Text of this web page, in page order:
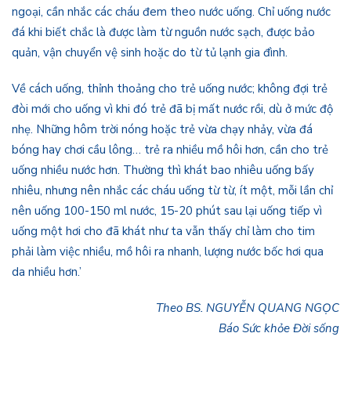
ngoại, cần nhắc các cháu đem theo nước uống. Chỉ uống nước
đá khi biết chắc là được làm từ nguồn nước sạch, được bảo
quản, vận chuyển vệ sinh hoặc do từ tủ lạnh gia đình.
Về cách uống, thỉnh thoảng cho trẻ uống nước; không đợi trẻ
đòi mới cho uống vì khi đó trẻ đã bị mất nước rồi, dù ở mức độ
nhẹ. Những hôm trời nóng hoặc trẻ vừa chạy nhảy, vừa đá
bóng hay chơi cầu lông… trẻ ra nhiều mồ hôi hơn, cần cho trẻ
uống nhiều nước hơn. Thường thì khát bao nhiêu uống bấy
nhiêu, nhưng nên nhắc các cháu uống từ từ, ít một, mỗi lần chỉ
nên uống 100-150 ml nước, 15-20 phút sau lại uống tiếp vì
uống một hơi cho đã khát như ta vẫn thấy chỉ làm cho tim
phải làm việc nhiều, mồ hôi ra nhanh, lượng nước bốc hơi qua
da nhiều hơn.’
Theo BS. NGUYỄN QUANG NGỌC
Báo Sức khỏe Đời sống